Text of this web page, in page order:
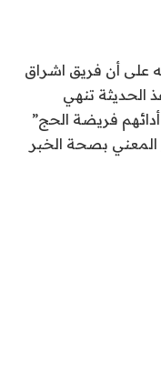
على أن فريق اشراق
الحديثة تنهي
فريضة الحج”
المعني بصحة الخبر